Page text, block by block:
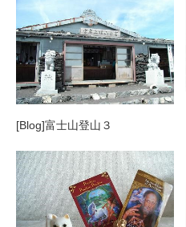
[Blog]富士山登山３